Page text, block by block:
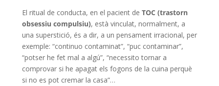
El ritual de conducta, en el pacient de TOC (trastorn
obsessiu compulsiu), està vinculat, normalment, a
una superstició, és a dir, a un pensament irracional, per
exemple: “continuo contaminat”, “puc contaminar”,
“potser he fet mal a algú”, “necessito tornar a
comprovar si he apagat els fogons de la cuina perquè
si no es pot cremar la casa”…